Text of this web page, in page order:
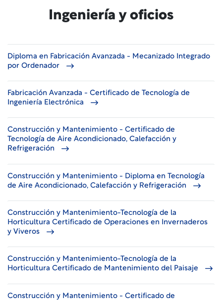
Ingeniería y oficios
Diploma en Fabricación Avanzada - Mecanizado Integrado
por Ordenador
Fabricación Avanzada - Certificado de Tecnología de
Ingeniería Electrónica
Construcción y Mantenimiento - Certificado de
Tecnología de Aire Acondicionado, Calefacción y
Refrigeración
Construcción y Mantenimiento - Diploma en Tecnología
de Aire Acondicionado, Calefacción y Refrigeración
Construcción y Mantenimiento-Tecnología de la
Horticultura Certificado de Operaciones en Invernaderos
y Viveros
Construcción y Mantenimiento-Tecnología de la
Horticultura Certificado de Mantenimiento del Paisaje
Construcción y Mantenimiento - Certificado de